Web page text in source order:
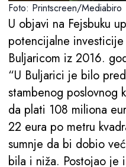
Foto: Printscreen/Mediabiro
U objavi na Fejsbuku
potencijalne
Buljaricom iz 2016.
“U Buljarici je bilo
stambenog poslovnog
da plati 108 miliona
22 eura po metru
sumnje da bi dobio
bila i niža. Postojao je